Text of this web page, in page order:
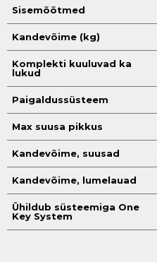
Sisemõõtmed
Kandevõime (kg)
Komplekti kuuluvad ka
lukud
Paigaldussüsteem
Max suusa pikkus
Kandevõime, suusad
Kandevõime, lumelauad
Ühildub süsteemiga One
Key System